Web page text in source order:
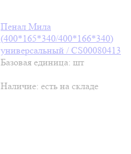
Пенал Мила
(400*165*340/400*166*340)
универсальный / CS00080413
Базовая единица: шт
Наличие: есть на складе